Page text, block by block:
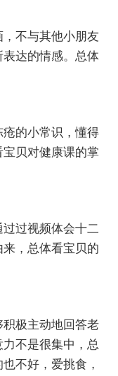
不与其他小朋友
达的情感。总体
的小常识，懂得
贝对健康课的掌
过视频体会十二
，总体看宝贝的
极主动地回答老
不是很集中，总
不好，爱挑食，